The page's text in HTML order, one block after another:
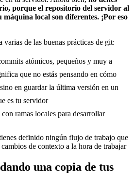
porque el repositorio del servidor al
máquina local son diferentes. ¡Por eso
de las buenas prácticas de git:
atómicos, pequeños y muy a
que no estás pensando en cómo
en guardar la última versión en un
es tu servidor
ramas locales para desarrollar
definido ningún flujo de trabajo que
de contexto a la hora de trabajar
una copia de tus